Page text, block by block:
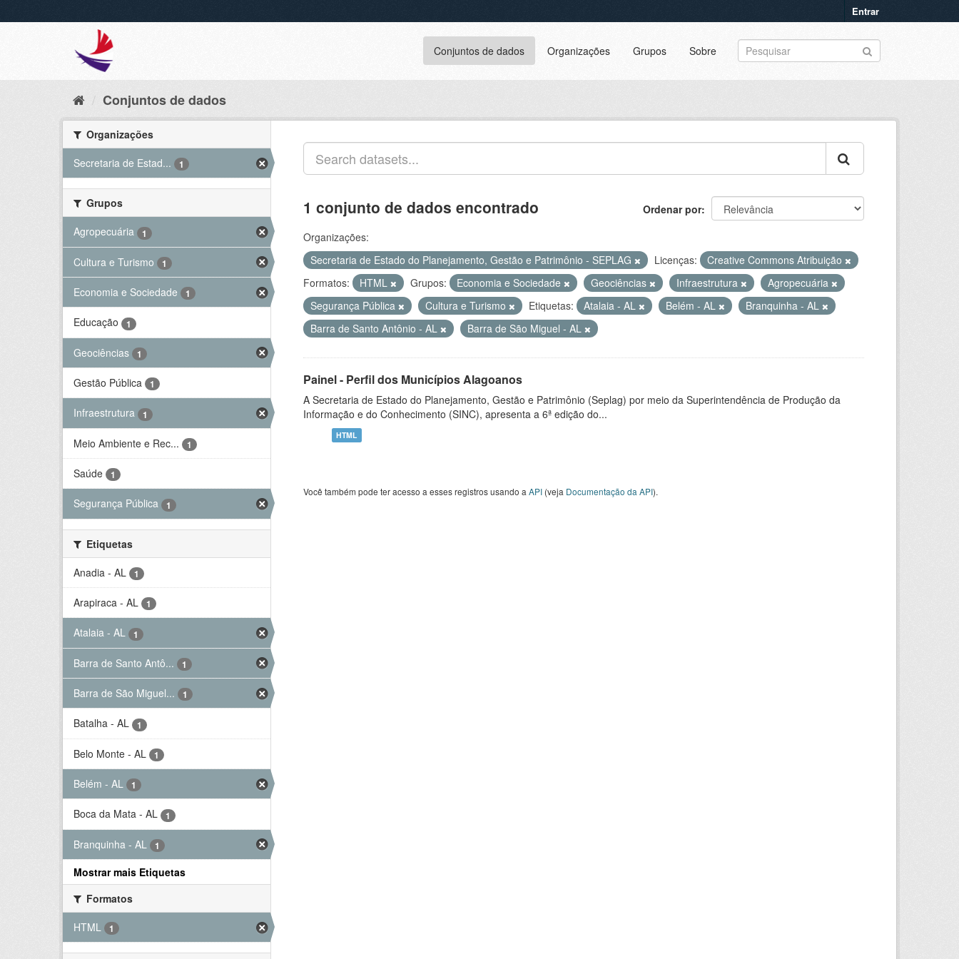
Entrar
Conjuntos de dados Organizações Grupos Sobre
Conjuntos de dados
Organizações
Secretaria de Estad...
1
Grupos
Agropecuária
1
Cultura e Turismo 1
Economia e Sociedade 1
Educação 1
Geociências 1
Gestão Pública 1
Infraestrutura 1
Meio Ambiente e Rec... 1
Saúde 1
Segurança Pública 1
Etiquetas
Anadia - AL
1
Arapiraca - AL 1
Atalaia - AL 1
Barra de Santo Antô... 1
Barra de São Miguel... 1
Batalha - AL 1
Belo Monte - AL 1
Belém - AL 1
Boca da Mata - AL 1
Branquinha - AL 1
Mostrar mais Etiquetas
Formatos
HTML
1
Ordenar por
1 conjunto de dados encontrado
Organizações:
Secretaria de Estado do Planejamento, Gestão e Patrimônio - SEPLAG
Licenças:
Creative Commons Atribuição
Formatos:
HTML Grupos: Economia e Sociedade Geociências Infraestrutura
Agropecuária
Segurança Pública
Cultura e Turismo Etiquetas: Atalaia - AL Belém - AL
Branquinha - AL
Barra de Santo Antônio - AL
Barra de São Miguel - AL
Painel - Perfil dos Municípios Alagoanos
A Secretaria de Estado do Planejamento, Gestão e Patrimônio (Seplag) por meio da Superintendência de Produção da
Informação e do Conhecimento (SINC), apresenta a 6ª edição do...
HTML
Você também pode ter acesso a esses registros usando a API (veja Documentação da API).